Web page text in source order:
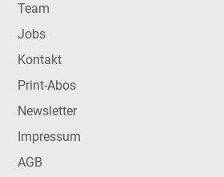
Team
Jobs
Kontakt
Print-Abos
Newsletter
Impressum
AGB